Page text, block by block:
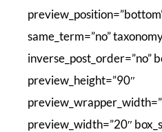
same_term=”no”
inverse_post_order=”no”
preview_height=”90″
preview_width=”20″